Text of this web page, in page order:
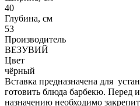
40
Глубина, см
53
Производитель
ВЕЗУВИЙ
Цвет
чёрный
Вставка предназначена для
готовить блюда барбекю. Перед
назначению необходимо